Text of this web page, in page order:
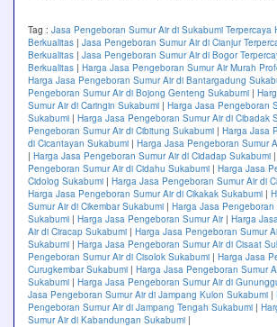
Tag : Jasa Pengeboran Sumur Air di Sukabumi Terpercaya
Berkualitas | Jasa Pengeboran Sumur Air di Cianjur
Berkualitas | Jasa Pengeboran Sumur Air di Bogor
Berkualitas | Harga Jasa Pengeboran Sumur Air Murah
Harga Jasa Pengeboran Sumur Air di Bantargadung
Pengeboran Sumur Air di Bojong Genteng Sukabumi |
Sumur Air di Caringin Sukabumi | Harga Jasa Pengeboran
Sukabumi | Harga Jasa Pengeboran Sumur Air di Cibadak
Pengeboran Sumur Air di Cibitung Sukabumi | Harga Jasa
di Cicantayan Sukabumi | Harga Jasa Pengeboran Sumur
| Harga Jasa Pengeboran Sumur Air di Cidadap Sukabumi |
Pengeboran Sumur Air di Cidahu Sukabumi | Harga Jasa
Cidolog Sukabumi | Harga Jasa Pengeboran Sumur Air di
Harga Jasa Pengeboran Sumur Air di Cikakak Sukabumi |
Sumur Air di Cikembar Sukabumi | Harga Jasa Pengeboran
Sukabumi | Harga Jasa Pengeboran Sumur Air| Harga
Air di Ciracap Sukabumi | Harga Jasa Pengeboran Sumur
Sukabumi | Harga Jasa Pengeboran Sumur Air di Cisaat
Pengeboran Sumur Air di Cisolok Sukabumi | Harga Jasa
Curugkembar Sukabumi | Harga Jasa Pengeboran Sumur
Sukabumi | Harga Jasa Pengeboran Sumur Air di
Jasa Pengeboran Sumur Air di Jampang Kulon Sukabumi |
Pengeboran Sumur Air di Jampang Tengah Sukabumi |
Sumur Air di Kabandungan Sukabumi |